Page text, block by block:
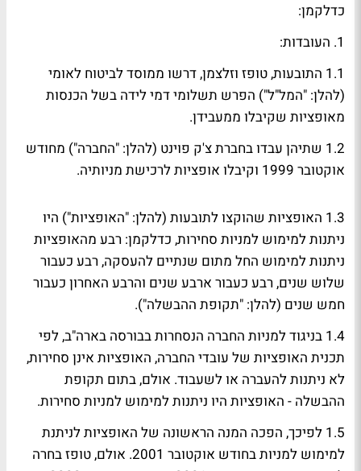
כדלקמן:
1. העובדות:
1.1 התובעות, טופז וזלצמן, דרשו ממוסד לביטוח לאומי
(להלן: "המל"ל") הפרש תשלומי דמי לידה בשל הכנסות
מאופציות שקיבלו ממעבידן.
1.2 שתיהן עבדו בחברת צ'ק פוינט (להלן: "החברה") מחודש
אוקטובר 1999 וקיבלו אופציות לרכישת מניותיה.
1.3 האופציות שהוקצו לתובעות (להלן: "האופציות") היו
ניתנות למימוש למניות סחירות, כדלקמן: רבע מהאופציות
ניתנות למימוש החל מתום שנתיים להעסקה, רבע כעבור
שלוש שנים, רבע כעבור ארבע שנים והרבע האחרון כעבור
חמש שנים (להלן: "תקופת ההבשלה").
1.4 בניגוד למניות החברה הנסחרות בבורסה בארה"ב, לפי
תכנית האופציות של עובדי החברה, האופציות אינן סחירות,
לא ניתנות להעברה או לשעבוד. אולם, בתום תקופת
ההבשלה - האופציות היו ניתנות למימוש למניות סחירות.
1.5 לפיכך, הפכה המנה הראשונה של האופציות לניתנת
למימוש למניות בחודש אוקטובר 2001. אולם, טופז בחרה